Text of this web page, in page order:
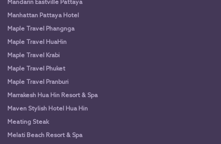
Mandarin Eastville Pattaya
Manhattan Pattaya Hotel
Maple Travel Phangnga
Maple Travel HuaHin
Maple Travel Krabi
Maple Travel Phuket
Maple Travel Pranburi
Marrakesh Hua Hin Resort & Spa
Maven Stylish Hotel Hua Hin
Meating Steak
Melati Beach Resort & Spa